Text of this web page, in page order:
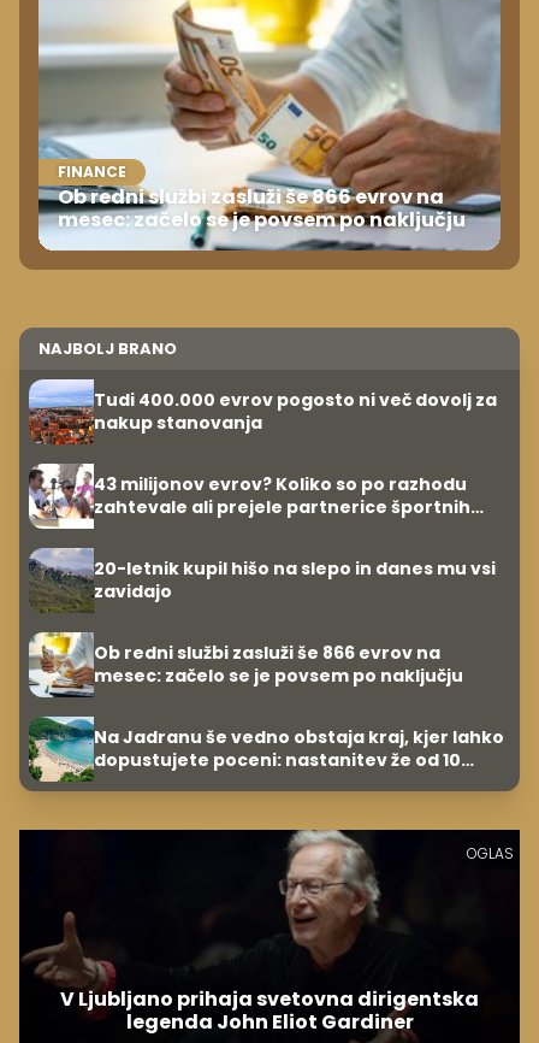
FINANCE
Ob redni službi zasluži še 866 evrov na
mesec: začelo se je povsem po naključju
NAJBOLJ BRANO
Tudi 400.000 evrov pogosto ni več dovolj za
nakup stanovanja
43 milijonov evrov? Koliko so po razhodu
zahtevale ali prejele partnerice športnih
20-letnik kupil hišo na slepo in danes mu vsi
zavidajo
Ob redni službi zasluži še 866 evrov na
mesec: začelo se je povsem po naključju
Na Jadranu še vedno obstaja kraj, kjer lahko
dopustujete poceni: nastanitev že od 10
OGLAS
V Ljubljano prihaja svetovna dirigentska
legenda John Eliot Gardiner